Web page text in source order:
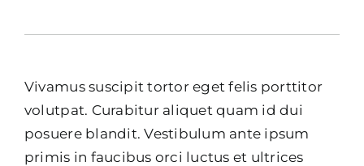
Vivamus suscipit tortor eget felis porttitor
volutpat. Curabitur aliquet quam id dui
posuere blandit. Vestibulum ante ipsum
primis in faucibus orci luctus et ultrices